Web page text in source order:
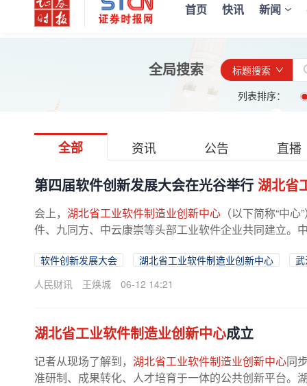
首页 快讯 新闻
全局搜索
标题搜索
列表排序：
全部 资讯 公告 直播
第四届软件创新发展大会在光谷举行 湖北省
会上， 湖北省工业软件制造业创新中心 （以下简称“中
件、九同方、中云康崇等头部工业软件企业共同建立。
软件创新发展大会 湖北省工业软件制造业创新中心
人民财讯
王焕城 06-12 14:21
湖北省工业软件制造业创新中心成立
记者从现场了解到， 湖北省工业软件制造业创新中心同
准研制、成果转化、人才培育于一体的公共创新平台。